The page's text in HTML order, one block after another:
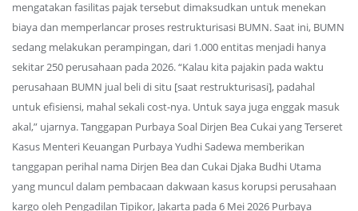
mengatakan fasilitas pajak tersebut dimaksudkan untuk menekan
biaya dan memperlancar proses restrukturisasi BUMN. Saat ini, BUMN
sedang melakukan perampingan, dari 1.000 entitas menjadi hanya
sekitar 250 perusahaan pada 2026. “Kalau kita pajakin pada waktu
perusahaan BUMN jual beli di situ [saat restrukturisasi], padahal
untuk efisiensi, mahal sekali cost-nya. Untuk saya juga enggak masuk
akal,” ujarnya. Tanggapan Purbaya Soal Dirjen Bea Cukai yang Terseret
Kasus Menteri Keuangan Purbaya Yudhi Sadewa memberikan
tanggapan perihal nama Dirjen Bea dan Cukai Djaka Budhi Utama
yang muncul dalam pembacaan dakwaan kasus korupsi perusahaan
kargo oleh Pengadilan Tipikor, Jakarta pada 6 Mei 2026 Purbaya